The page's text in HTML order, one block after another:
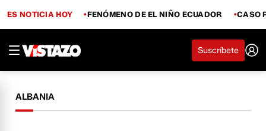
ES NOTICIA HOY FENÓMENO DE EL NIÑO ECUADOR CASO
Suscríbete
ALBANIA